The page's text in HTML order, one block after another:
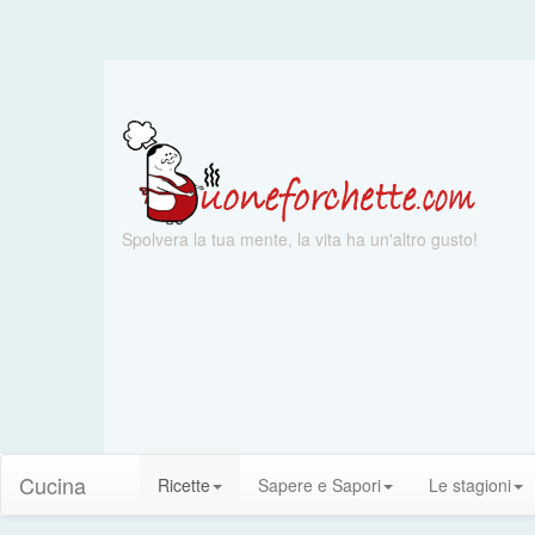
Spolvera la tua mente, la vita ha un'altro gusto!
Cucina Ricette Sapere e Sapori Le stagioni